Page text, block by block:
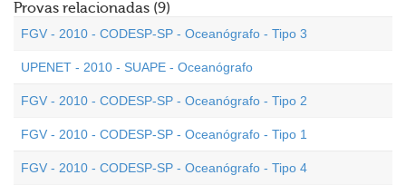
Provas relacionadas (9)
FGV - 2010 - CODESP-SP - Oceanógrafo - Tipo 3
UPENET - 2010 - SUAPE - Oceanógrafo
FGV - 2010 - CODESP-SP - Oceanógrafo - Tipo 2
FGV - 2010 - CODESP-SP - Oceanógrafo - Tipo 1
FGV - 2010 - CODESP-SP - Oceanógrafo - Tipo 4